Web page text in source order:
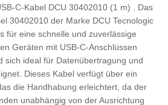
C-Kabel DCU 30402010 (1 m) . Das
30402010 der Marke DCU Tecnologic
für eine schnelle und zuverlässige
Geräten mit USB-C-Anschlüssen
sich ideal für Datenübertragung und
Dieses Kabel verfügt über ein
die Handhabung erleichtert, da der
unabhängig von der Ausrichtung